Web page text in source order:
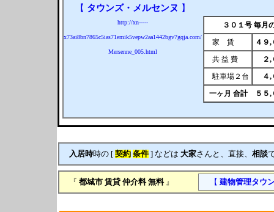
【 タウンズ・メルセンヌ 】
http://xn-----
x73ai8bn7865c5ias71emik5vepw2aa1442bgv7gqja.com/
Mersenne_005.html
３０１号 毎月
家 賃
４９,
共 益 費
２
駐車場２台
４,
一ヶ月 合計
５５
入居時時の [ 契約 条件 ] などは 大家さんと、直接、 相談
『 都城市 賃貸 仲介料 無料』 【 建物管理タウ